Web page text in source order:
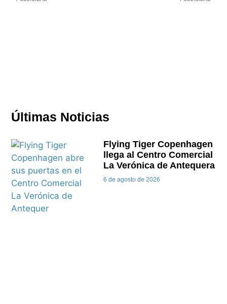
Últimas Noticias
Flying Tiger Copenhagen
llega al Centro Comercial
La Verónica de Antequera
6 de agosto de 2026